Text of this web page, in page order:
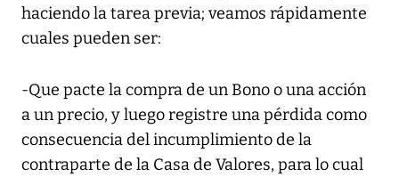
haciendo la tarea previa; veamos rápidamente
cuales pueden ser:
-Que pacte la compra de un Bono o una acción
a un precio, y luego registre una pérdida como
consecuencia del incumplimiento de la
contraparte de la Casa de Valores, para lo cual